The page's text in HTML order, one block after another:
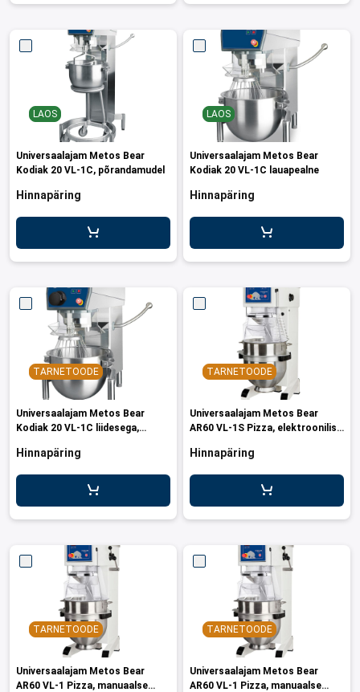
LAOS
Universaalajam Metos Bear
Kodiak 20 VL-1C, põrandamudel
Hinnapäring
LAOS
Universaalajam Metos Bear
Kodiak 20 VL-1C lauapealne
Hinnapäring
TARNETOODE
Universaalajam Metos Bear
Kodiak 20 VL-1C liidesega,
Hinnapäring
TARNETOODE
Universaalajam Metos Bear
AR60 VL-1S Pizza, elektroonilise
Hinnapäring
TARNETOODE
Universaalajam Metos Bear
AR60 VL-1 Pizza, manuaalse
TARNETOODE
Universaalajam Metos Bear
AR60 VL-1 Pizza, manuaalse